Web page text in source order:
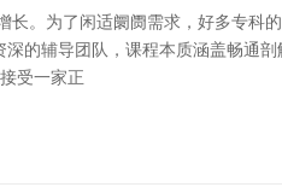
。为了闲适阛阓需求，好多专科
的辅导团队，课程本质涵盖畅通
受一家正